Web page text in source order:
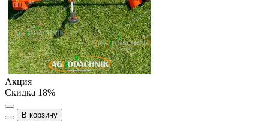
Акция
Скидка 18%
В корзину